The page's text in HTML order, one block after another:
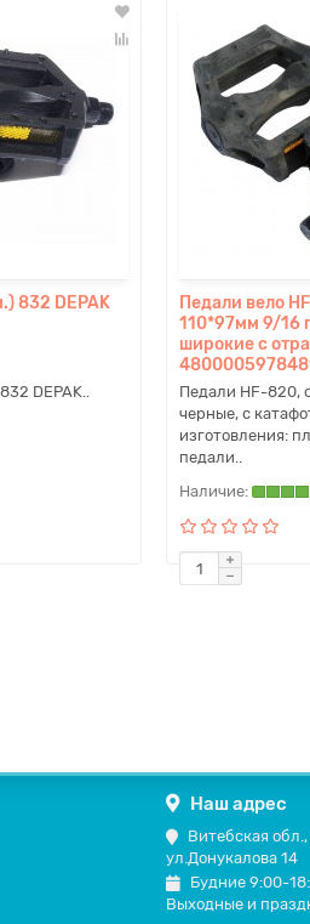
832 DEPAK
DEPAK..
Педали вело
110*97мм 9/16
широкие с
Педали HF-820,
черные, с
изготовления:
педали..
Наш адрес
Витебская обл.,
ул.Донукалова 14
Будние 9:00-
Выходные и